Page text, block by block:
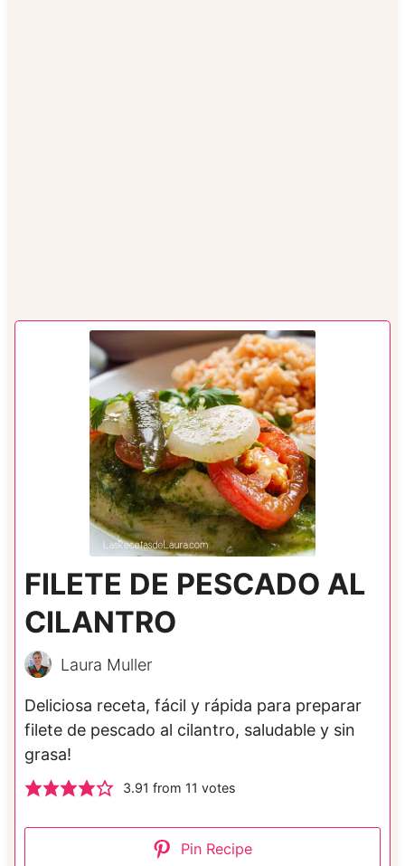
FILETE DE PESCADO AL
CILANTRO
Laura Muller
Deliciosa receta, fácil y rápida para preparar
filete de pescado al cilantro, saludable y sin
grasa!
3.91 from 11 votes
Pin Recipe